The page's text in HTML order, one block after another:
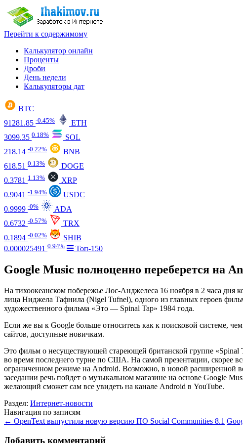
Перейти к содержимому
Калькулятор онлайн
Проценты
Дроби
День недели
Калькуляторы дат
BTC
91281.85 -0.45%
ETH
3099.35 0.18%
SOL
218.14 -0.22%
BNB
618.51 0.13%
DOGE
0.3781 1.13%
XRP
0.9041 -1.94%
USDC
0.9999 -0%
ADA
0.6732 -0.57%
TRX
0.1894 -0.02%
SHIB
0.000025491 0.94% Топ-150
Google Music полноценно переберется на
На тихоокеанском побережье Лос-Анджелеса 16 ноября в 2 часа
лица Ниджела Тафнила (Nigel Tufnel), одного из главных героев
художественного фильма «Это — Spinal Tap» 1984 года.
Если же вы к Google больше относитесь как к поисковой системе,
сайтов, доступные новичкам.
Это фильм о несуществующей стареющей британской группе
во время последнего турне по США. На самой презентации, скорее
ограниченном режиме на Android. Возможно, в новой расширенной
заседании речь пойдет о музыкальном магазине на основе Google
желающий сможет сам все увидеть на канале Android в YouTube.
Раздел: Интернет-новости
Навигация по записям
← OpenText выпустила новую версию ПО Social Communities 8.1
Добавить комментарий